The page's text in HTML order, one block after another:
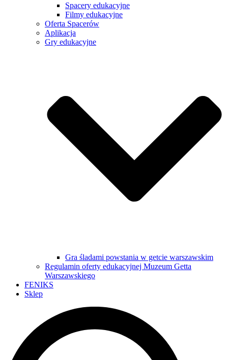
Spacery edukacyjne
Filmy edukacyjne
Oferta Spacerów
Aplikacja
Gry edukacyjne
Gra śladami powstania w getcie warszawskim
Regulamin oferty edukacyjnej Muzeum Getta
Warszawskiego
FENIKS
Sklep